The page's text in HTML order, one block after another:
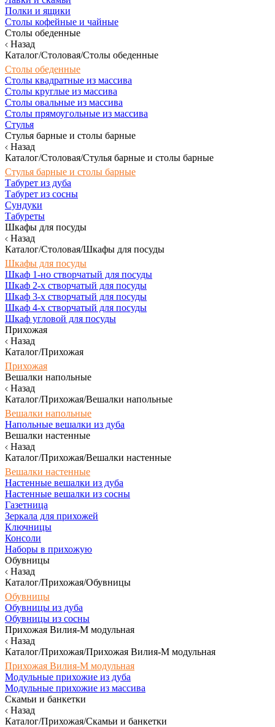
Полки и ящики
Столы кофейные и чайные
Столы обеденные
Назад
Каталог/Столовая/Столы обеденные
Столы обеденные
Столы квадратные из массива
Столы круглые из массива
Столы овальные из массива
Столы прямоугольные из массива
Стулья
Стулья барные и столы барные
Назад
Каталог/Столовая/Стулья барные и столы барные
Стулья барные и столы барные
Табурет из дуба
Табурет из сосны
Сундуки
Табуреты
Шкафы для посуды
Назад
Каталог/Столовая/Шкафы для посуды
Шкафы для посуды
Шкаф 1-но створчатый для посуды
Шкаф 2-х створчатый для посуды
Шкаф 3-х створчатый для посуды
Шкаф 4-х створчатый для посуды
Шкаф угловой для посуды
Прихожая
Назад
Каталог/Прихожая
Прихожая
Вешалки напольные
Назад
Каталог/Прихожая/Вешалки напольные
Вешалки напольные
Напольные вешалки из дуба
Вешалки настенные
Назад
Каталог/Прихожая/Вешалки настенные
Вешалки настенные
Настенные вешалки из дуба
Настенные вешалки из сосны
Газетница
Зеркала для прихожей
Ключницы
Консоли
Наборы в прихожую
Обувницы
Назад
Каталог/Прихожая/Обувницы
Обувницы
Обувницы из дуба
Обувницы из сосны
Прихожая Вилия-М модульная
Назад
Каталог/Прихожая/Прихожая Вилия-М модульная
Прихожая Вилия-М модульная
Модульные прихожие из дуба
Модульные прихожие из массива
Скамьи и банкетки
Назад
Каталог/Прихожая/Скамьи и банкетки